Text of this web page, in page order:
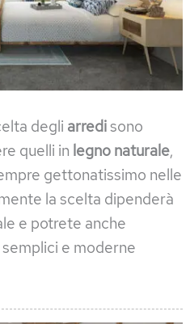
degli arredisono
quelli in legno naturale,
gettonatissimo nelle
la scelta dipenderà
e potrete anche
e moderne